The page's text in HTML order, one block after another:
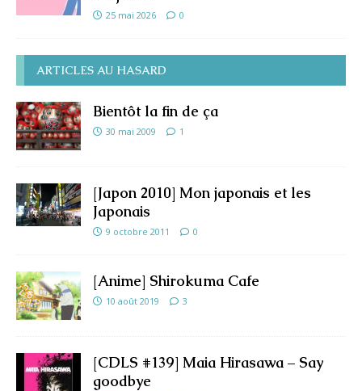
25 mai 2026 0
ARTICLES AU HASARD
Bientôt la fin de ça
30 mai 2009 1
[Japon 2010] Mon japonais et les
Japonais
9 octobre 2011 0
[Anime] Shirokuma Cafe
10 août 2019 3
[CDLS #139] Maia Hirasawa – Say
goodbye